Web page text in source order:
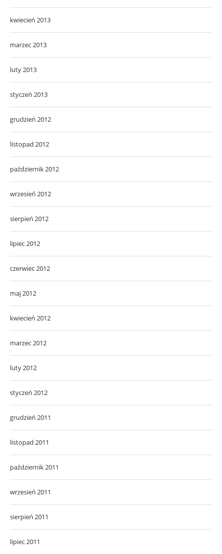
kwiecień 2013
marzec 2013
luty 2013
styczeń 2013
grudzień 2012
listopad 2012
październik 2012
wrzesień 2012
sierpień 2012
lipiec 2012
czerwiec 2012
maj 2012
kwiecień 2012
marzec 2012
luty 2012
styczeń 2012
grudzień 2011
listopad 2011
październik 2011
wrzesień 2011
sierpień 2011
lipiec 2011